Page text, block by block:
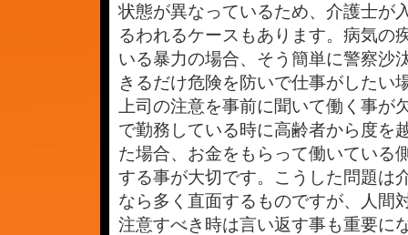
方
は
状態が異なっているため、介護士が
るわれるケースもあります。病気の
いる暴力の場合、そう簡単に警察沙
きるだけ危険を防いで仕事がしたい
上司の注意を事前に聞いて働く事が
で勤務している時に高齢者から度を
た場合、お金をもらって働いている
する事が大切です。こうした問題は
なら多く直面するものですが、人間
注意すべき時は言い返す事も重要に